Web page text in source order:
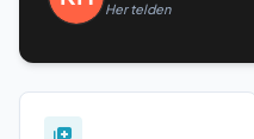
Her telden